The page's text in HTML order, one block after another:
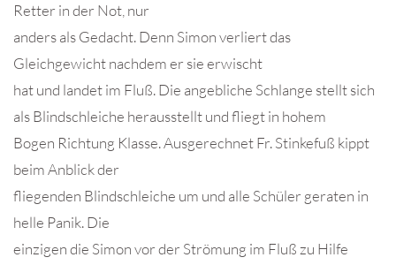
Retter in der Not, nur
anders als Gedacht. Denn Simon verliert das
Gleichgewicht nachdem er sie erwischt
hat und landet im Fluß. Die angebliche Schlange stellt sich
als Blindschleiche herausstellt und fliegt in hohem
Bogen Richtung Klasse. Ausgerechnet Fr. Stinkefuß kippt
beim Anblick der
fliegenden Blindschleiche um und alle Schüler geraten in
helle Panik. Die
einzigen die Simon vor der Strömung im Fluß zu Hilfe